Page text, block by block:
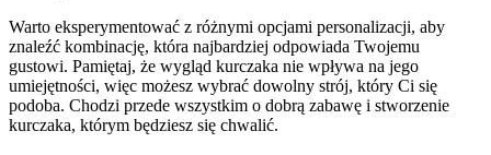
Warto eksperymentować z różnymi opcjami personalizacji, aby
znaleźć kombinację, która najbardziej odpowiada Twojemu
gustowi. Pamiętaj, że wygląd kurczaka nie wpływa na jego
umiejętności, więc możesz wybrać dowolny strój, który Ci się
podoba. Chodzi przede wszystkim o dobrą zabawę i stworzenie
kurczaka, którym będziesz się chwalić.